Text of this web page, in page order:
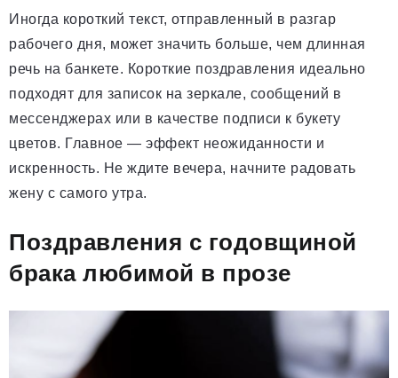
Иногда короткий текст, отправленный в разгар
рабочего дня, может значить больше, чем длинная
речь на банкете. Короткие поздравления идеально
подходят для записок на зеркале, сообщений в
мессенджерах или в качестве подписи к букету
цветов. Главное — эффект неожиданности и
искренность. Не ждите вечера, начните радовать
жену с самого утра.
Поздравления с годовщиной
брака любимой в прозе